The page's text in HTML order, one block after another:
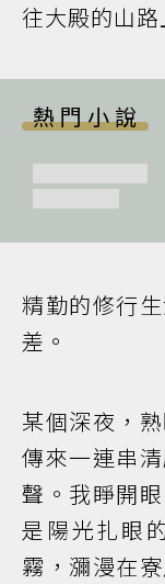
往大殿的山
熱門小說
精勤的修行
差。
某個深夜，
傳來一連串
聲。我睜開
是陽光扎眼
霧，瀰漫在